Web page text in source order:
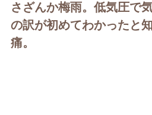
さざんか梅雨。低気圧で
の訳が初めてわかったと
痛。